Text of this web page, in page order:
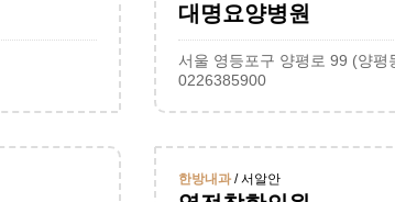
대명요양병원
서울 영등포구 양평로 99 (양평
0226385900
한방내과/ 서알안